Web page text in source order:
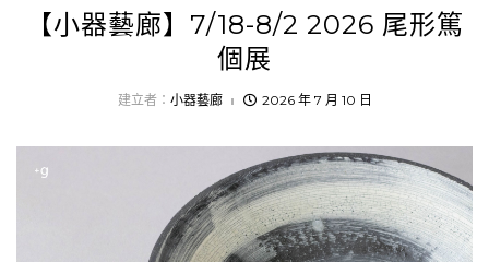
【小器藝廊】7/18-8/2 2026 尾形篤
個展
建立者： 小器藝廊 2026 年 7 月 10 日